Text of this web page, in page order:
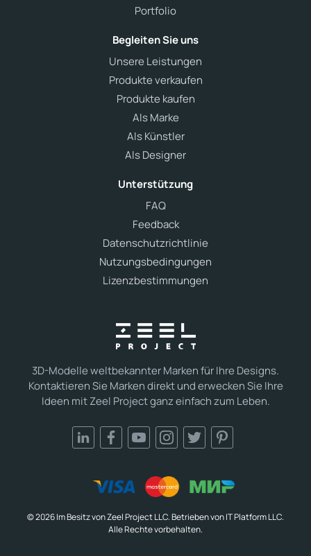
3D-Modelle weltbekannter Marken für Ihre Designs.
Kontaktieren Sie Marken direkt und erwecken Sie Ihre
Ideen mit Zeel Project ganz einfach zum Leben.
Portfolio
Begleiten Sie uns
Unsere Leistungen
Produkte verkaufen
Produkte kaufen
Als Marke
Als Künstler
Als Designer
Unterstützung
FAQ
Feedback
Datenschutzrichtlinie
Nutzungsbedingungen
Lizenzbestimmungen
© 2026 Im Besitz von Zeel Project LLC. Betrieben von IT Platform LLC.
Alle Rechte vorbehalten.